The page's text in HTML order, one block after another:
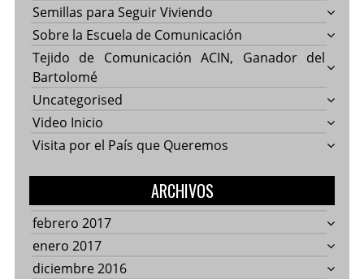
Semillas para Seguir Viviendo
Sobre la Escuela de Comunicación
Tejido de Comunicación ACIN, Ganador del
Bartolomé
Uncategorised
Video Inicio
Visita por el País que Queremos
ARCHIVOS
febrero 2017
enero 2017
diciembre 2016